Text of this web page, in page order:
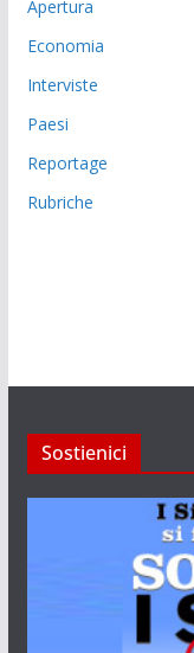
Apertura
Economia
Interviste
Paesi
Reportage
Rubriche
Sostienici